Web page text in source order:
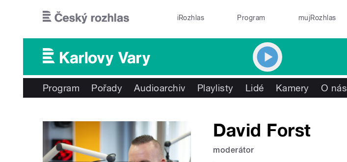
iRozhlas Program mujRozhlas
Program Pořady Audioarchiv Playlisty Lidé Kamery O nás
David Forst
moderátor